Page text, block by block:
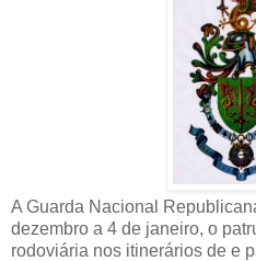
A Guarda Nacional
dezembro a 4 de janeiro, o
rodoviária nos itinerários de e